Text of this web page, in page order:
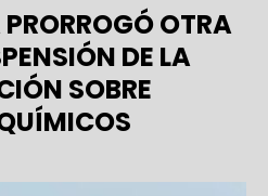
OTRA
DE LA
SOBRE